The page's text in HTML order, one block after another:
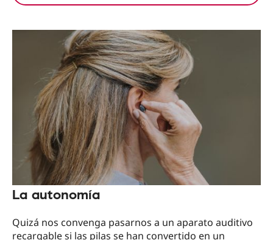
La autonomía
Quizá nos convenga pasarnos a un aparato auditivo
recargable si las pilas se han convertido en un